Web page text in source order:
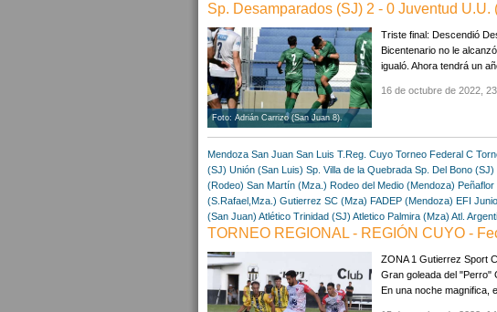
Sp. Desamparados (SJ) 2 - 0 Juventud U.U.
Foto: Adrián Carrizo (San Juan 8).
Triste final: Descendió
Bicentenario no le
igualó. Ahora tendrá un
16 de octubre de 2022,
Mendoza San Juan San Luis T.Reg. Cuyo Torneo Federal C
(SJ) Unión (San Luis) Sp. Villa de la Quebrada Sp. Del Bono (SJ)
(Rodeo) San Martín (Mza.) Rodeo del Medio (Mendoza) Peñaflor
(S.Rafael,Mza.) Gutierrez SC (Mza) FADEP (Mendoza) EFI
(San Juan) Atlético Trinidad (SJ) Atletico Palmira (Mza) Atl.
TORNEO REGIONAL - REGIÓN CUYO -
ZONA 1 Gutierrez Sport
Gran goleada del "Perro"
En una noche magnifica,